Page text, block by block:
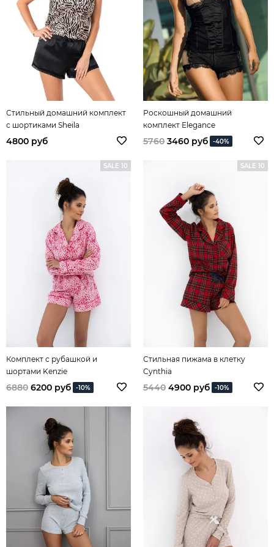
Стильный домашний комплект
с шортиками Sheila
4800 руб
Роскошный домашний
комплект Elegance
5760 3460 руб -40%
SALE 10
Комплект с рубашкой и
шортами Kenzie
6880 6200 руб -10%
SALE 10
Стильная пижама в клетку
Cynthia
5440 4900 руб -10%